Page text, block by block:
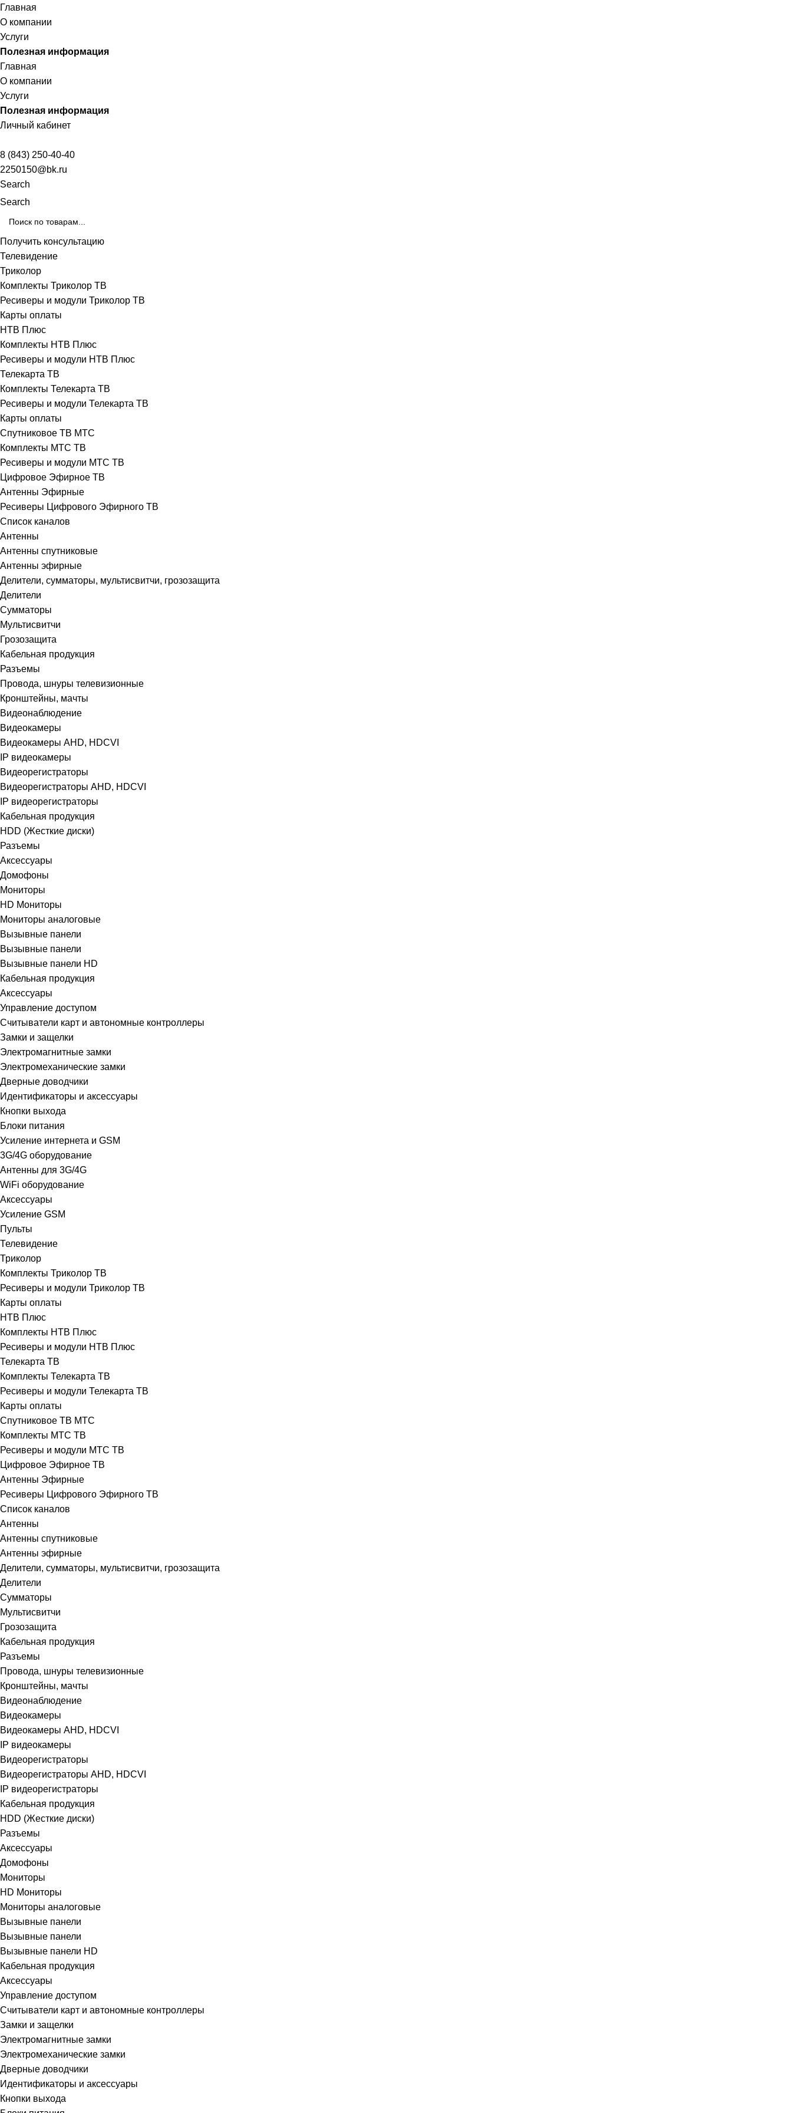
Главная
О компании
Услуги
Полезная информация
Главная
О компании
Услуги
Полезная информация
Личный кабинет
8 (843) 250-40-40
2250150@bk.ru
Search
Search
Получить консультацию
Телевидение
Триколор
Комплекты Триколор ТВ
Ресиверы и модули Триколор ТВ
Карты оплаты
НТВ Плюс
Комплекты НТВ Плюс
Ресиверы и модули НТВ Плюс
Телекарта ТВ
Комплекты Телекарта ТВ
Ресиверы и модули Телекарта ТВ
Карты оплаты
Спутниковое ТВ МТС
Комплекты МТС ТВ
Ресиверы и модули МТС ТВ
Цифровое Эфирное ТВ
Антенны Эфирные
Ресиверы Цифрового Эфирного ТВ
Список каналов
Антенны
Антенны спутниковые
Антенны эфирные
Делители, сумматоры, мультисвитчи, грозозащита
Делители
Сумматоры
Мультисвитчи
Грозозащита
Кабельная продукция
Разъемы
Провода, шнуры телевизионные
Кронштейны, мачты
Видеонаблюдение
Видеокамеры
Видеокамеры AHD, HDCVI
IP видеокамеры
Видеорегистраторы
Видеорегистраторы AHD, HDCVI
IP видеорегистраторы
Кабельная продукция
HDD (Жесткие диски)
Разъемы
Аксессуары
Домофоны
Мониторы
HD Мониторы
Мониторы аналоговые
Вызывные панели
Вызывные панели
Вызывные панели HD
Кабельная продукция
Аксессуары
Управление доступом
Считыватели карт и автономные контроллеры
Замки и защелки
Электромагнитные замки
Электромеханические замки
Дверные доводчики
Идентификаторы и аксессуары
Кнопки выхода
Блоки питания
Усиление интернета и GSM
3G/4G оборудование
Антенны для 3G/4G
WiFi оборудование
Аксессуары
Усиление GSM
Пульты
Телевидение
Триколор
Комплекты Триколор ТВ
Ресиверы и модули Триколор ТВ
Карты оплаты
НТВ Плюс
Комплекты НТВ Плюс
Ресиверы и модули НТВ Плюс
Телекарта ТВ
Комплекты Телекарта ТВ
Ресиверы и модули Телекарта ТВ
Карты оплаты
Спутниковое ТВ МТС
Комплекты МТС ТВ
Ресиверы и модули МТС ТВ
Цифровое Эфирное ТВ
Антенны Эфирные
Ресиверы Цифрового Эфирного ТВ
Список каналов
Антенны
Антенны спутниковые
Антенны эфирные
Делители, сумматоры, мультисвитчи, грозозащита
Делители
Сумматоры
Мультисвитчи
Грозозащита
Кабельная продукция
Разъемы
Провода, шнуры телевизионные
Кронштейны, мачты
Видеонаблюдение
Видеокамеры
Видеокамеры AHD, HDCVI
IP видеокамеры
Видеорегистраторы
Видеорегистраторы AHD, HDCVI
IP видеорегистраторы
Кабельная продукция
HDD (Жесткие диски)
Разъемы
Аксессуары
Домофоны
Мониторы
HD Мониторы
Мониторы аналоговые
Вызывные панели
Вызывные панели
Вызывные панели HD
Кабельная продукция
Аксессуары
Управление доступом
Считыватели карт и автономные контроллеры
Замки и защелки
Электромагнитные замки
Электромеханические замки
Дверные доводчики
Идентификаторы и аксессуары
Кнопки выхода